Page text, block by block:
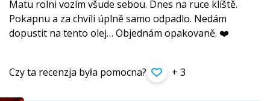
Matu rolni vozím všude sebou. Dnes na ruce klíště.
Pokapnu a za chvíli úplně samo odpadlo. Nedám
dopustit na tento olej… Objednám opakovaně. ❤️
Czy ta recenzja była pomocna? + 3